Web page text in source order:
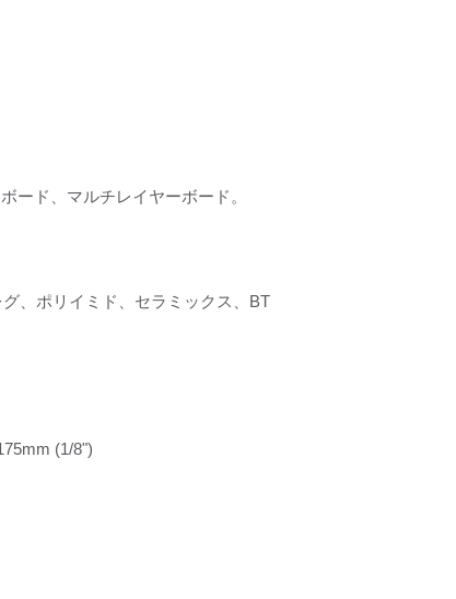
ード、マルチレイヤーボード。
、ポリイミド、セラミックス、BT
(1/8")